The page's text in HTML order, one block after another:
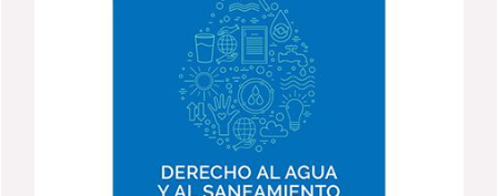
las zonas rurales y periurbanas de este